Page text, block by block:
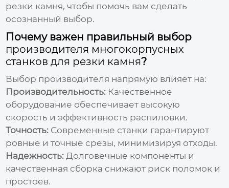
резки камня, чтобы помочь вам сделать
осознанный выбор.
Почему важен правильный выбор
производителя многокорпусных
станков для резки камня?
Выбор производителя напрямую влияет на:
Производительность: Качественное
оборудование обеспечивает высокую
скорость и эффективность распиловки.
Точность: Современные станки гарантируют
ровные и точные срезы, минимизируя отходы.
Надежность: Долговечные компоненты и
качественная сборка снижают риск поломок и
простоев.